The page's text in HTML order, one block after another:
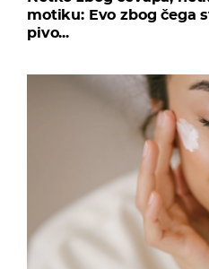
motiku: Evo zbog čega
pivo...